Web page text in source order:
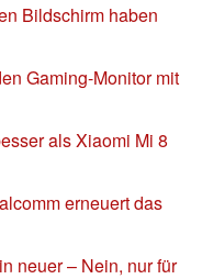
Bildschirm haben
Gaming-Monitor mit
als Xiaomi Mi 8
erneuert das
neuer – Nein, nur für